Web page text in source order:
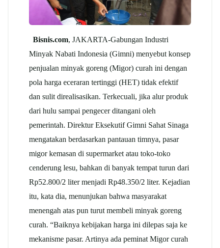
Bisnis.com, JAKARTA-Gabungan Industri
Minyak Nabati Indonesia (Gimni) menyebut konsep
penjualan minyak goreng (Migor) curah ini dengan
pola harga eceraran tertinggi (HET) tidak efektif
dan sulit direalisasikan. Terkecuali, jika alur produk
dari hulu sampai pengecer ditangani oleh
pemerintah. Direktur Eksekutif Gimni Sahat Sinaga
mengatakan berdasarkan pantauan timnya, pasar
migor kemasan di supermarket atau toko-toko
cenderung lesu, bahkan di banyak tempat turun dari
Rp52.800/2 liter menjadi Rp48.350/2 liter. Kejadian
itu, kata dia, menunjukan bahwa masyarakat
menengah atas pun turut membeli minyak goreng
curah. “Baiknya kebijakan harga ini dilepas saja ke
mekanisme pasar. Artinya ada peminat Migor curah